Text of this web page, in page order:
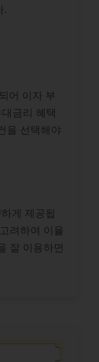
.
어 이자 부
금리 혜택
을 선택해야
게 제공됩
려하여 이율
잘 이용하면